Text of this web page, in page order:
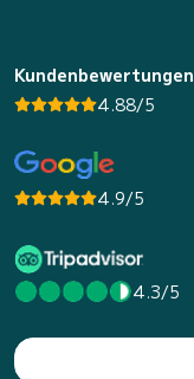
Kundenbewertungen
4.88/5
4.9/5
4.3/5